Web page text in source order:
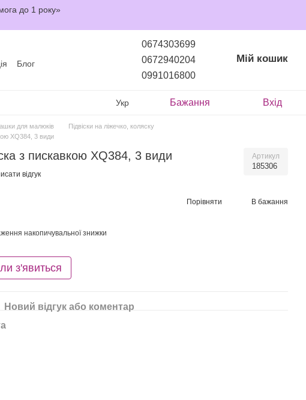
до 1 року»
Блог
0674303699
0672940204
0991016800
Мій кошик
Укр Бажання Вхід
для малюків
Підвіски на ліжечко, коляску
XQ384, 3 види
з пискавкою XQ384, 3 види Артикул
185306
відгук
Порівняти В бажання
накопичувальної знижки
з'явиться
Новий відгук або коментар